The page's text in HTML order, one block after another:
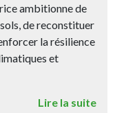
ambitionne de
de reconstituer
la résilience
et
Lire la suite